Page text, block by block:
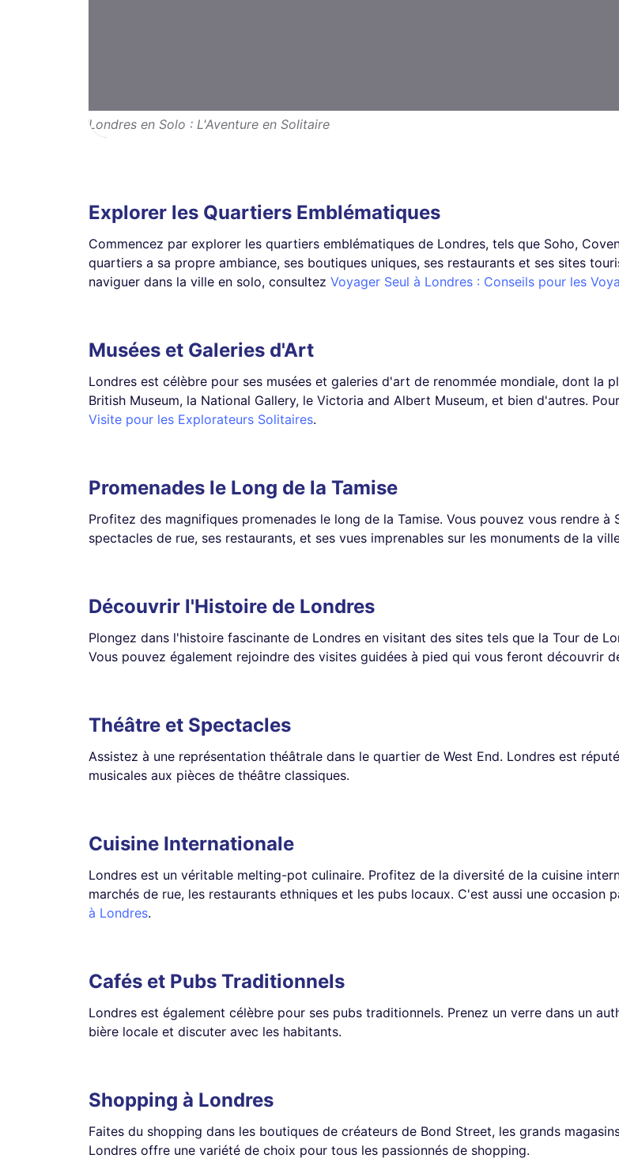
Londres en Solo : L'Aventure en Solitaire
Explorer les Quartiers Emblématiques
Commencez par explorer les quartiers emblématiques de Londres, tels que Soho,
quartiers a sa propre ambiance, ses boutiques uniques, ses restaurants et ses sites
naviguer dans la ville en solo, consultez Voyager Seul à Londres : Conseils pour les
Musées et Galeries d'Art
Londres est célèbre pour ses musées et galeries d'art de renommée mondiale, dont la
British Museum, la National Gallery, le Victoria and Albert Museum, et bien d'autres.
Visite pour les Explorateurs Solitaires.
Promenades le Long de la Tamise
Profitez des magnifiques promenades le long de la Tamise. Vous pouvez vous rendre
spectacles de rue, ses restaurants, et ses vues imprenables sur les monuments de la
Découvrir l'Histoire de Londres
Plongez dans l'histoire fascinante de Londres en visitant des sites tels que la Tour de
Vous pouvez également rejoindre des visites guidées à pied qui vous feront découvrir
Théâtre et Spectacles
Assistez à une représentation théâtrale dans le quartier de West End. Londres est
musicales aux pièces de théâtre classiques.
Cuisine Internationale
Londres est un véritable melting-pot culinaire. Profitez de la diversité de la cuisine
marchés de rue, les restaurants ethniques et les pubs locaux. C'est aussi une occasion
à Londres.
Cafés et Pubs Traditionnels
Londres est également célèbre pour ses pubs traditionnels. Prenez un verre dans un
bière locale et discuter avec les habitants.
Shopping à Londres
Faites du shopping dans les boutiques de créateurs de Bond Street, les grands
Londres offre une variété de choix pour tous les passionnés de shopping.